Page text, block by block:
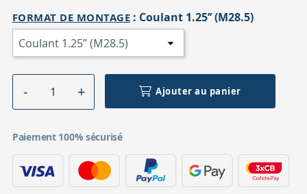
FORMAT DE MONTAGE : Coulant 1.25’’ (M28.5)
Ajouter au panier
Paiement 100% sécurisé